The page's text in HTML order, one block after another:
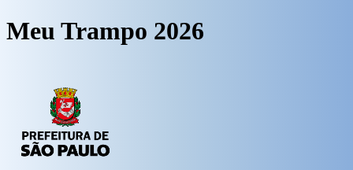
Meu Trampo 2026